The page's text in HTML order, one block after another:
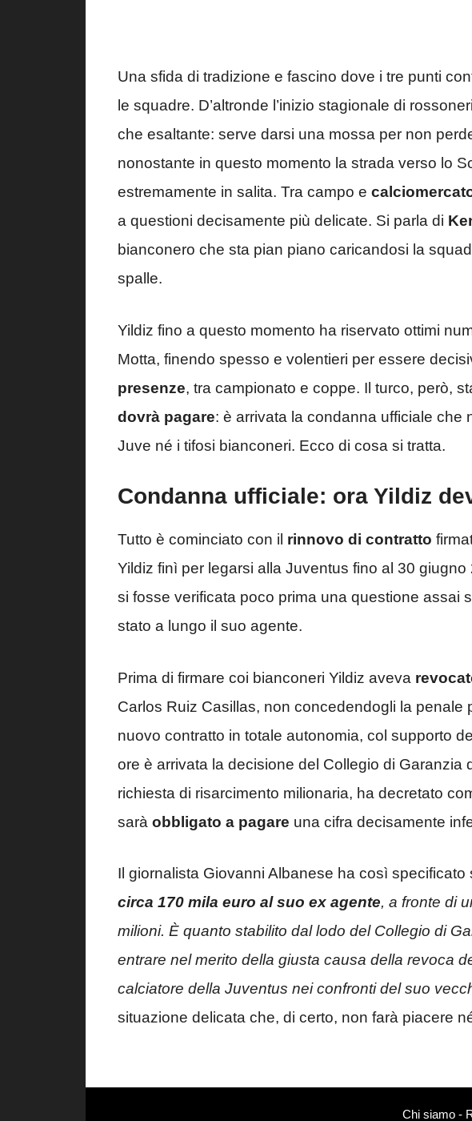
Una sfida di tradizione e fascino dove i tre punti
le squadre. D’altronde l’inizio stagionale di
che esaltante: serve darsi una mossa per non
nonostante in questo momento la strada verso lo
estremamente in salita. Tra campo e
a questioni decisamente più delicate. Si parla di
bianconero che sta pian piano caricandosi la
spalle.
Yildiz fino a questo momento ha riservato ottimi
Motta, finendo spesso e volentieri per essere
presenze, tra campionato e coppe. Il turco, però,
dovrà pagare: è arrivata la condanna ufficiale che
Juve né i tifosi bianconeri. Ecco di cosa si tratta.
Condanna ufficiale: ora Yildiz
Tutto è cominciato con il rinnovo di contratto
Yildiz finì per legarsi alla Juventus fino al 30
si fosse verificata poco prima una questione assai
stato a lungo il suo agente.
Prima di firmare coi bianconeri Yildiz aveva
Carlos Ruiz Casillas, non concedendogli la penale
nuovo contratto in totale autonomia, col supporto
ore è arrivata la decisione del Collegio di Garanzia
richiesta di risarcimento milionaria, ha decretato
sarà obbligato a pagare una cifra decisamente
Il giornalista Giovanni Albanese ha così specificato
circa 170 mila euro al suo ex agente, a fronte di
milioni. È quanto stabilito dal lodo del Collegio di
entrare nel merito della giusta causa della revoca
calciatore della Juventus nei confronti del suo
situazione delicata che, di certo, non farà piacere
Chi siamo-